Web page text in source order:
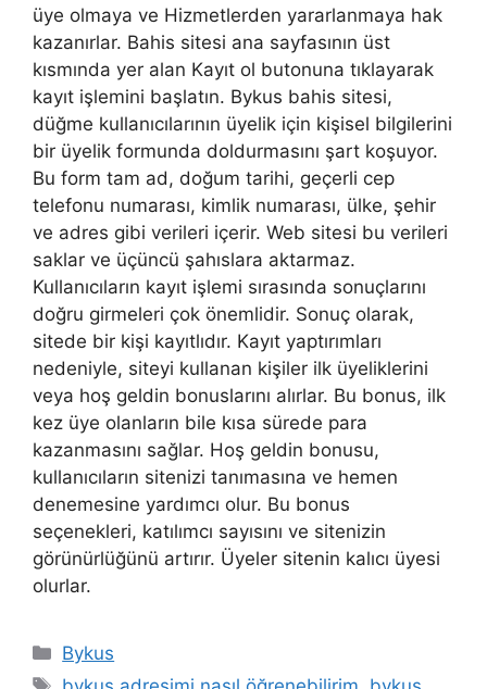
üye olmaya ve Hizmetlerden yararlanmaya hak
kazanırlar. Bahis sitesi ana sayfasının üst
kısmında yer alan Kayıt ol butonuna tıklayarak
kayıt işlemini başlatın. Bykus bahis sitesi,
düğme kullanıcılarının üyelik için kişisel bilgilerini
bir üyelik formunda doldurmasını şart koşuyor.
Bu form tam ad, doğum tarihi, geçerli cep
telefonu numarası, kimlik numarası, ülke, şehir
ve adres gibi verileri içerir. Web sitesi bu verileri
saklar ve üçüncü şahıslara aktarmaz.
Kullanıcıların kayıt işlemi sırasında sonuçlarını
doğru girmeleri çok önemlidir. Sonuç olarak,
sitede bir kişi kayıtlıdır. Kayıt yaptırımları
nedeniyle, siteyi kullanan kişiler ilk üyeliklerini
veya hoş geldin bonuslarını alırlar. Bu bonus, ilk
kez üye olanların bile kısa sürede para
kazanmasını sağlar. Hoş geldin bonusu,
kullanıcıların sitenizi tanımasına ve hemen
denemesine yardımcı olur. Bu bonus
seçenekleri, katılımcı sayısını ve sitenizin
görünürlüğünü artırır. Üyeler sitenin kalıcı üyesi
olurlar.
Kategoriler
Bykus
Etiketler